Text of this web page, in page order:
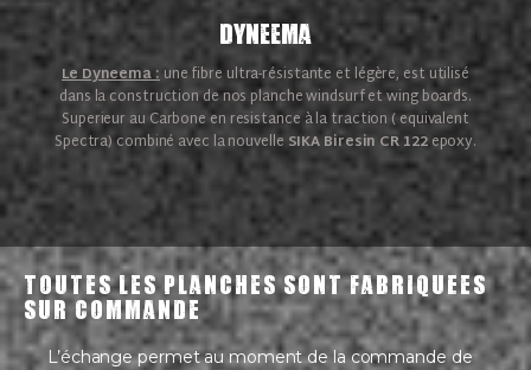
Dyneema
Le Dyneema :une fibre ultra-résistante et légère, est utilisé
dans la construction de nos planche windsurf et wing boards.
Superieur au Carbone en resistance à la traction ( equivalent
Spectra) combiné avec la nouvelle SIKA Biresin CR 122epoxy.
Toutes les planches sont fabriquEes
sur commande
L’échange permet au moment de la commande de